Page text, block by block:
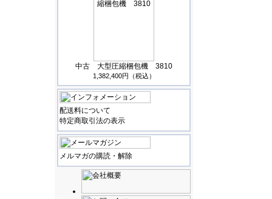
中古 大型圧縮梱包機 3810
1,382,400円（税込）
配送料について
特定商取引法の表示
メルマガの購読・解除